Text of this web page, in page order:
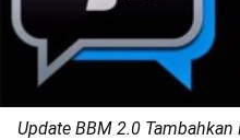
Update BBM 2.0 Tambahkan